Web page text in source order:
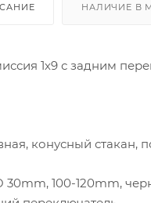
НАЛИЧИЕ В
1х9 с задним
конусный стакан,
30mm, 100-120mm,